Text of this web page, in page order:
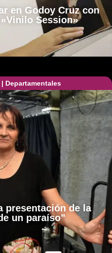
en Godoy Cruz con
Session»
| Departamentales
presentación de la
un paraíso”